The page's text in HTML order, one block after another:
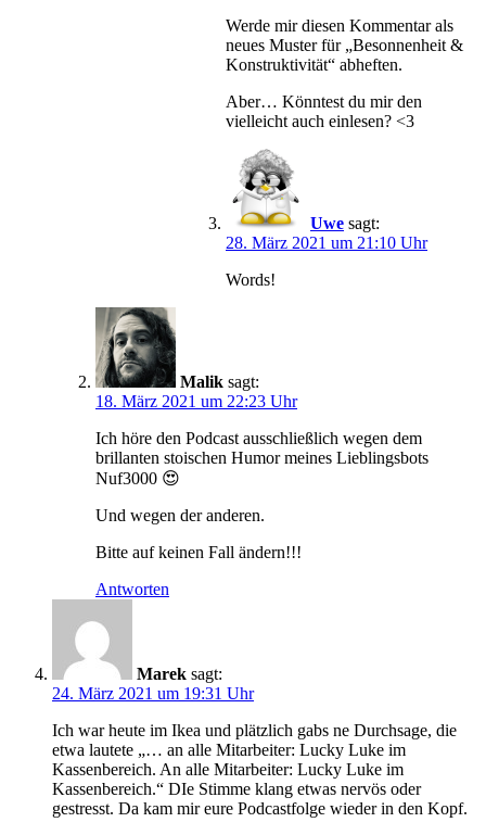
Werde mir diesen Kommentar als
neues Muster für „Besonnenheit &
Konstruktivität“ abheften.
Aber… Könntest du mir den
vielleicht auch einlesen? <3
Uwe sagt:
28. März 2021 um 21:10 Uhr
Words!
Malik sagt:
18. März 2021 um 22:23 Uhr
Ich höre den Podcast ausschließlich wegen dem
brillanten stoischen Humor meines Lieblingsbots
Nuf3000 😍
Und wegen der anderen.
Bitte auf keinen Fall ändern!!!
Antworten
Marek sagt:
24. März 2021 um 19:31 Uhr
Ich war heute im Ikea und plätzlich gabs ne Durchsage, die
etwa lautete „… an alle Mitarbeiter: Lucky Luke im
Kassenbereich. An alle Mitarbeiter: Lucky Luke im
Kassenbereich.“ DIe Stimme klang etwas nervös oder
gestresst. Da kam mir eure Podcastfolge wieder in den Kopf.